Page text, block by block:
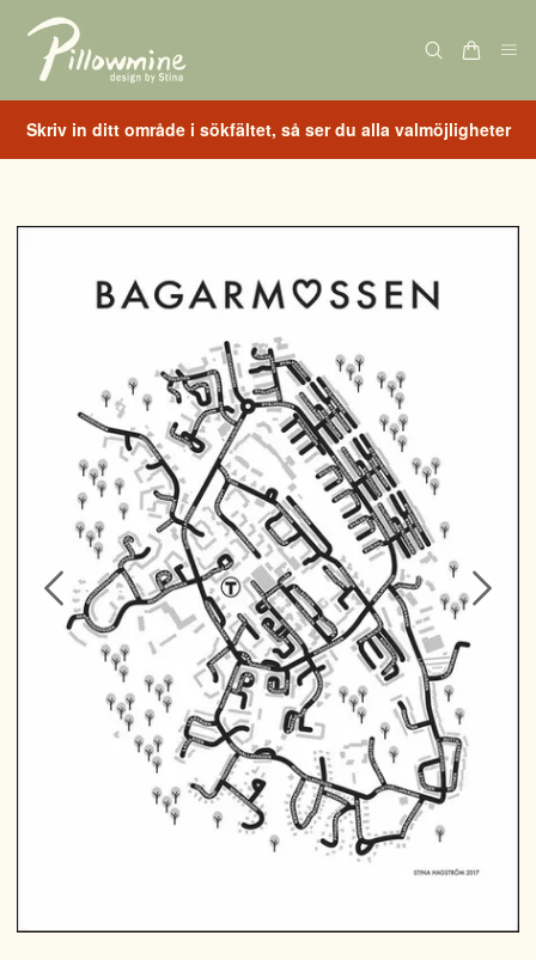
Skriv in ditt område i sökfältet, så ser du alla valmöjligheter